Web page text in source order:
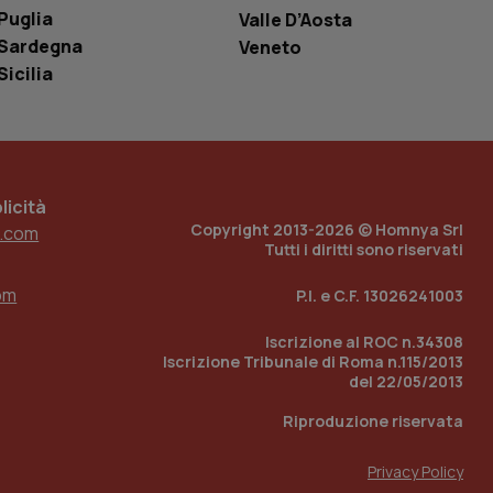
Valle D’Aosta
Veneto
Copyright 2013-2026 © Homnya Srl
Tutti i diritti sono riservati
P.I. e C.F. 13026241003
Iscrizione al ROC n.34308
Iscrizione Tribunale di Roma n.115/2013
del 22/05/2013
Riproduzione riservata
Privacy Policy
sito, ma un
di accesso per
Analytics
per mantenere
traccia
incorporati
del sito web sta
di
traccia